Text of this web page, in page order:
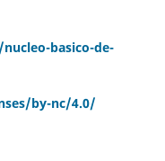
basico-de-
by-nc/4.0/